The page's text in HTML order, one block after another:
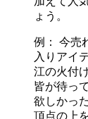
ょう。
例： 今売
入りアイ
江の火付
皆が待っ
欲しかっ
頂点の上